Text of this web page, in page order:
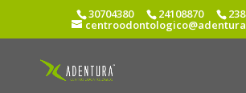
30704380 24108870